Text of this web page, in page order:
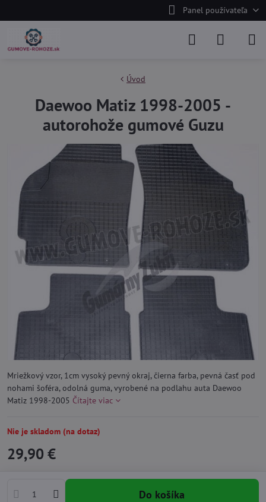
Panel používateľa
Úvod
Daewoo Matiz 1998-2005 -
autorohože gumové Guzu
Mriežkový vzor, 1cm vysoký pevný okraj, čierna farba, pevná časť pod
nohami šoféra, odolná guma, vyrobené na podlahu auta Daewoo
Matiz 1998-2005 Čítajte viac
Nie je skladom (na dotaz)
29,90 €
Do košíka